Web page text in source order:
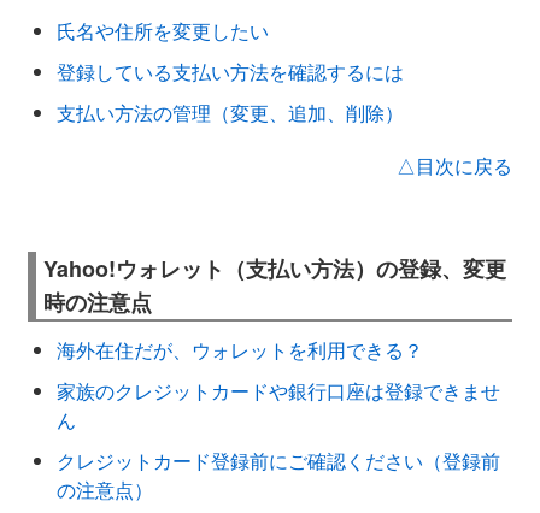
氏名や住所を変更したい
登録している支払い方法を確認するには
支払い方法の管理（変更、追加、削除）
△目次に戻る
Yahoo!ウォレット（支払い方法）の登録、変更
時の注意点
海外在住だが、ウォレットを利用できる？
家族のクレジットカードや銀行口座は登録できませ
ん
クレジットカード登録前にご確認ください（登録前
の注意点）